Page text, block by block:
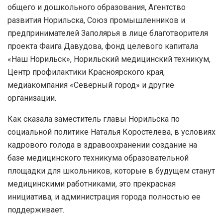
общего и дошкольного образования, Агентство
развития Норильска, Союз промышленников и
предпринимателей Заполярья в лице благотворителя
проекта Фаига Давудова, фонд целевого капитала
«Наш Норильск», Норильский медицинский техникум,
Центр профилактики Красноярского края,
медиакомпания «Северный город» и другие
организации.
Как сказала заместитель главы Норильска по
социальной политике Наталья Коростелева, в условиях
кадрового голода в здравоохранении создание на
базе медицинского техникума образовательной
площадки для школьников, которые в будущем станут
медицинскими работниками, это прекрасная
инициатива, и администрация города полностью ее
поддерживает.